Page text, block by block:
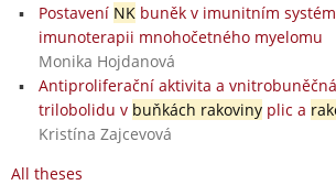
Postavení NKbuněk v imunitním
imunoterapii mnohočetného myelomu
Monika Hojdanová
Antiproliferační aktivita a
trilobolidu v buňkách rakovinyplic a
Kristína Zajcevová
All theses